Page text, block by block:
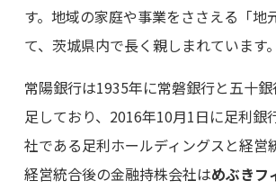
す。地域の家庭や事業をささえる「地
て、茨城県内で長く親しまれています。
常陽銀行は1935年に常磐銀行と五十
足しており、2016年10月1日に足利銀
社である足利ホールディングスと経営
経営統合後の金融持株会社はめぶきフ